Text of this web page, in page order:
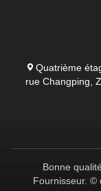
Quatrième
rue Changping,
Bonne
Fournisseur. ©